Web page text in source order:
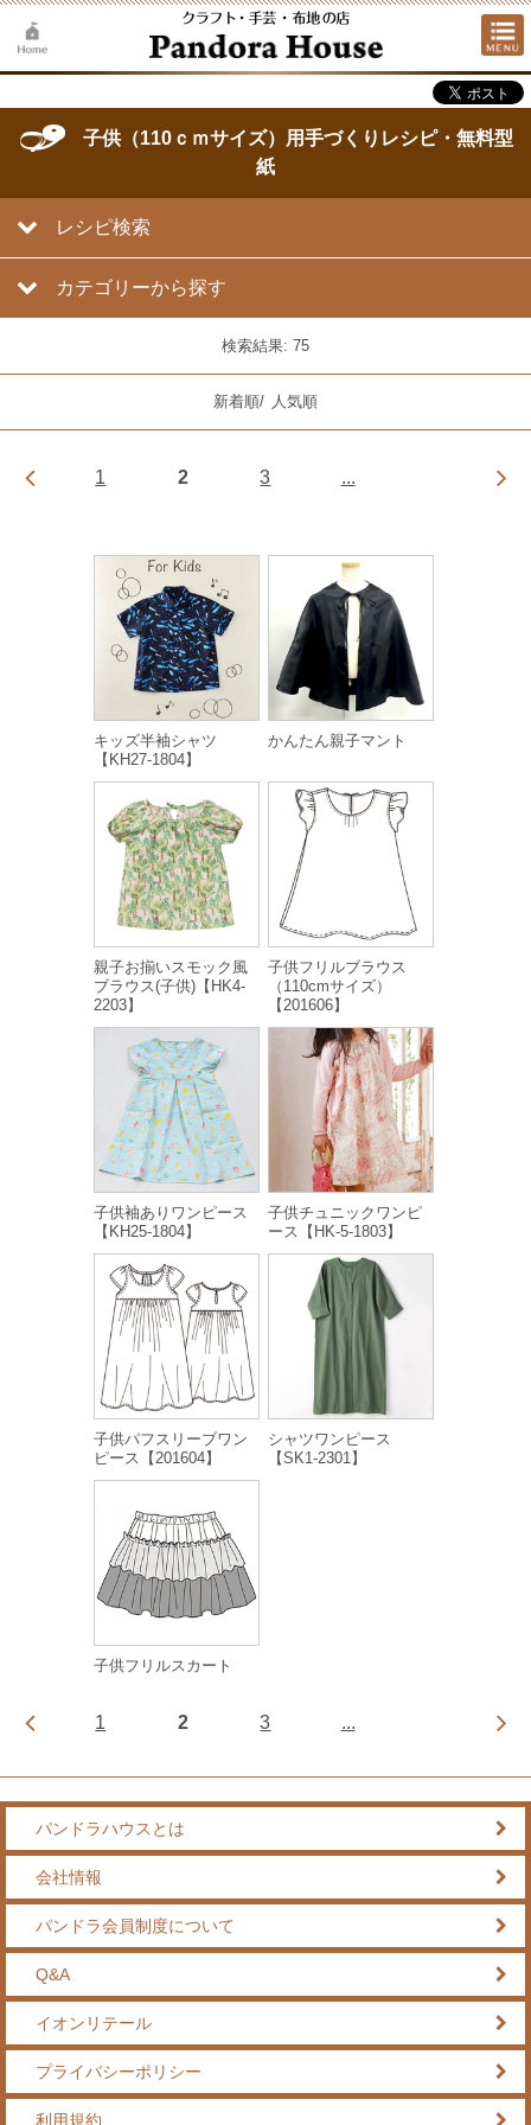
子供（110ｃｍサイズ）用手づくりレシピ・無料型
紙
レシピ検索
カテゴリーから探す
検索結果: 75
新着順/ 人気順
1 2 3 ...
キッズ半袖シャツ
【KH27-1804】
かんたん親子マント
親子お揃いスモック風
ブラウス(子供)【HK4-
2203】
子供フリルブラウス
（110cmサイズ）
【201606】
子供袖ありワンピース
【KH25-1804】
子供チュニックワンピ
ース【HK-5-1803】
子供パフスリーブワン
ピース【201604】
シャツワンピース
【SK1-2301】
子供フリルスカート
1 2 3 ...
パンドラハウスとは
会社情報
パンドラ会員制度について
Q&A
イオンリテール
プライバシーポリシー
利用規約